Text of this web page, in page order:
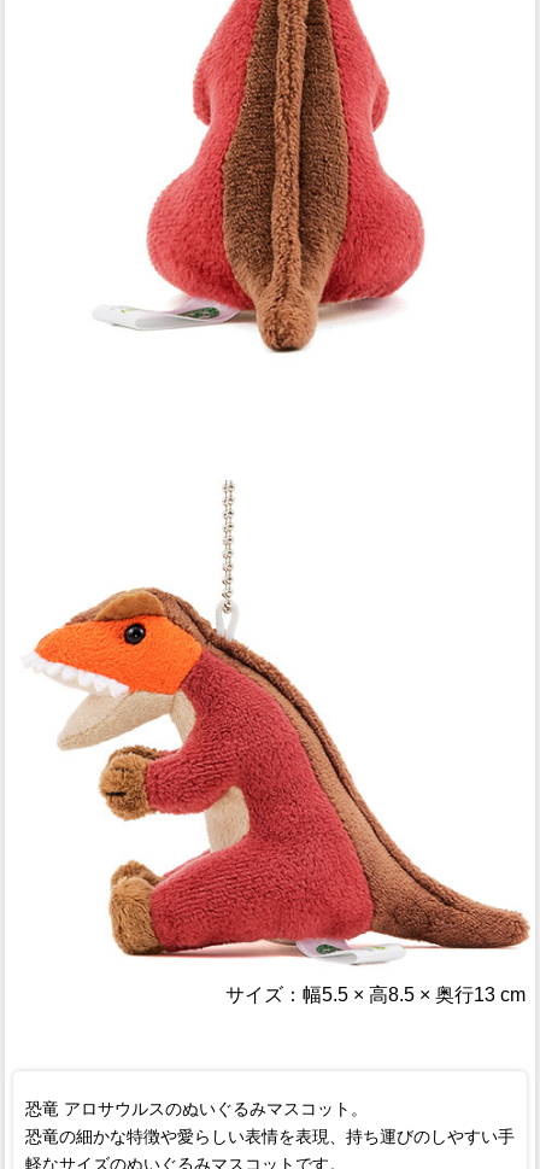
サイズ： 幅5.5 × 高8.5 × 奥行13 cm
恐竜 アロサウルスのぬいぐるみマスコット。
恐竜の細かな特徴や愛らしい表情を表現、持ち運びのしやすい手
軽なサイズのぬいぐるみマスコットです。